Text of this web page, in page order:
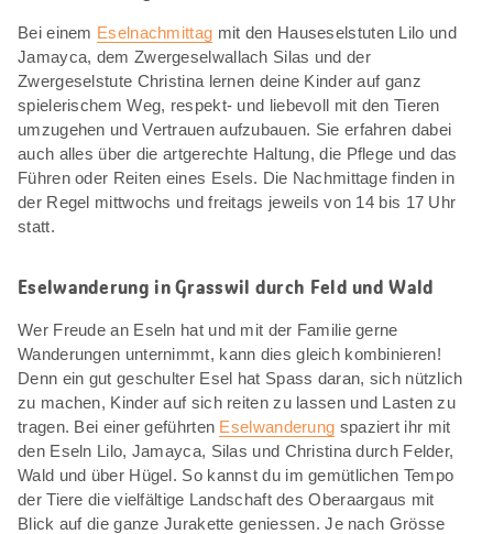
Bei einem Eselnachmittag mit den Hauseselstuten Lilo und
Jamayca, dem Zwergeselwallach Silas und der
Zwergeselstute Christina lernen deine Kinder auf ganz
spielerischem Weg, respekt- und liebevoll mit den Tieren
umzugehen und Vertrauen aufzubauen. Sie erfahren dabei
auch alles über die artgerechte Haltung, die Pflege und das
Führen oder Reiten eines Esels. Die Nachmittage finden in
der Regel mittwochs und freitags jeweils von 14 bis 17 Uhr
statt.
Eselwanderung in Grasswil durch Feld und Wald
Wer Freude an Eseln hat und mit der Familie gerne
Wanderungen unternimmt, kann dies gleich kombinieren!
Denn ein gut geschulter Esel hat Spass daran, sich nützlich
zu machen, Kinder auf sich reiten zu lassen und Lasten zu
tragen. Bei einer geführten Eselwanderung spaziert ihr mit
den Eseln Lilo, Jamayca, Silas und Christina durch Felder,
Wald und über Hügel. So kannst du im gemütlichen Tempo
der Tiere die vielfältige Landschaft des Oberaargaus mit
Blick auf die ganze Jurakette geniessen. Je nach Grösse